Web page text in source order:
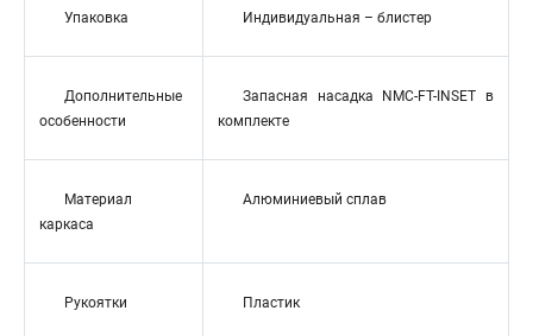
Упаковка Индивидуальная – блистер
Дополнительные
особенности
Запасная насадка NMC-FT-INSET в
комплекте
Материал
каркаса
Алюминиевый сплав
Рукоятки Пластик